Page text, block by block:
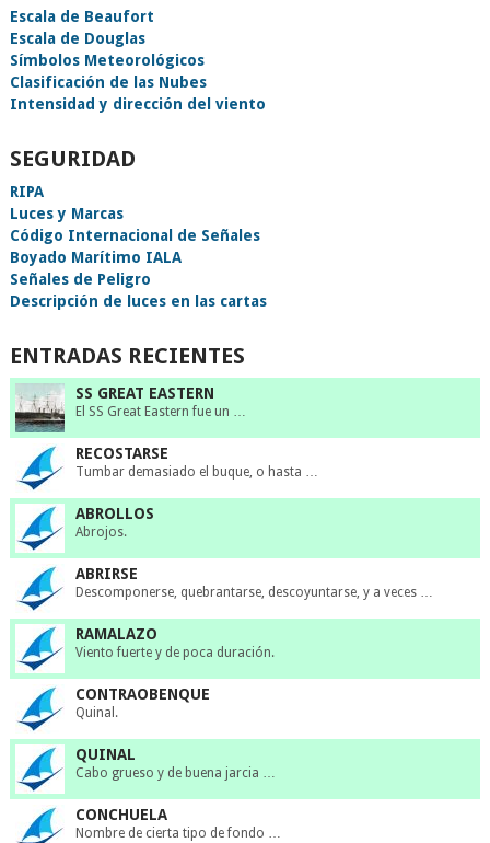
Escala de Beaufort
Escala de Douglas
Símbolos Meteorológicos
Clasificación de las Nubes
Intensidad y dirección del viento
SEGURIDAD
RIPA
Luces y Marcas
Código Internacional de Señales
Boyado Marítimo IALA
Señales de Peligro
Descripción de luces en las cartas
ENTRADAS RECIENTES
SS GREAT EASTERN
El SS Great Eastern fue un …
RECOSTARSE
Tumbar demasiado el buque, o hasta …
ABROLLOS
Abrojos.
ABRIRSE
Descomponerse, quebrantarse, descoyuntarse, y a veces …
RAMALAZO
Viento fuerte y de poca duración.
CONTRAOBENQUE
Quinal.
QUINAL
Cabo grueso y de buena jarcia …
CONCHUELA
Nombre de cierta tipo de fondo …